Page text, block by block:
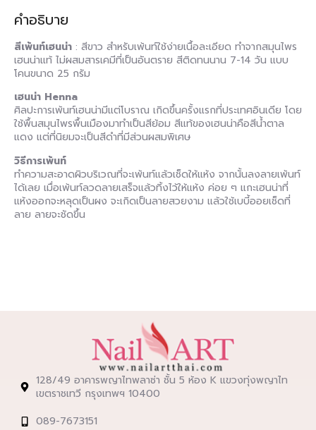
คำอธิบาย
สีเพ้นท์เฮนน่า : สีขาว สำหรับเพ้นท์ใช้ง่ายเนื้อละเอียด ทำจากสมุนไพร
เฮนน่าแท้ ไม่ผสมสารเคมีที่เป็นอันตราย สีติดทนนาน 7-14 วัน แบบ
โคนขนาด 25 กรัม
เฮนน่า Henna
ศิลปะการเพ้นท์เฮนน่ามีแต่โบราณ เกิดขึ้นครั้งแรกที่ประเทศอินเดีย โดย
ใช้พื้นสมุนไพรพื้นเมืองมาทำเป็นสีย้อม สีแท้ของเฮนน่าคือสีน้ำตาล
แดง แต่ที่นิยมจะเป็นสีดำที่มีส่วนผสมพิเศษ
วิธีการเพ้นท์
ทำความสะอาดผิวบริเวณที่จะเพ้นท์แล้วเช็ดให้แห้ง จากนั้นลงลายเพ้นท์
ได้เลย เมื่อเพ้นท์ลวดลายเสร็จแล้วทิ้งไว้ให้แห้ง ค่อย ๆ แกะเฮนน่าที่
แห้งออกจะหลุดเป็นผง จะเกิดเป็นลายสวยงาม แล้วใช้เบบี้ออยเช็ดที่
ลาย ลายจะชัดขึ้น
128/49 อาคารพญาไทพลาซ่า ชั้น 5 ห้อง K แขวงทุ่งพญาไท
เขตราชเทวี กรุงเทพฯ 10400
089-7673151